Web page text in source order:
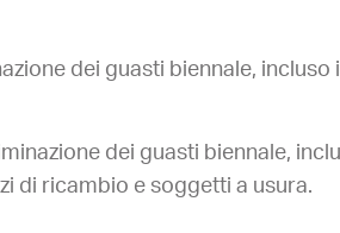
dei guasti biennale, incluso
dei guasti biennale,
di ricambio e soggetti a usura.